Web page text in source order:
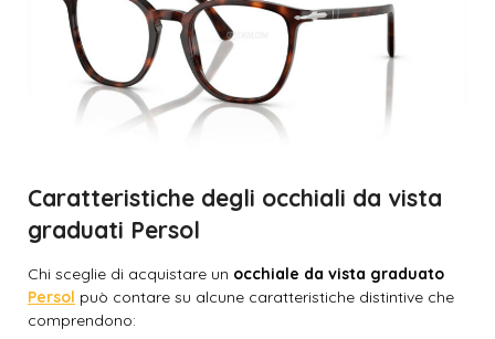
Caratteristiche degli occhiali da vista
graduati Persol
Chi sceglie di acquistare un occhiale da vista graduato
Persol può contare su alcune caratteristiche distintive che
comprendono: